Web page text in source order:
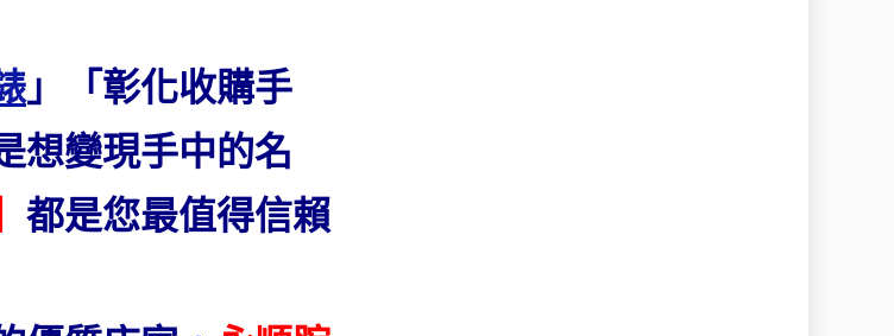
」
「彰化收購手
想變現手中的名
都是您最值得信賴